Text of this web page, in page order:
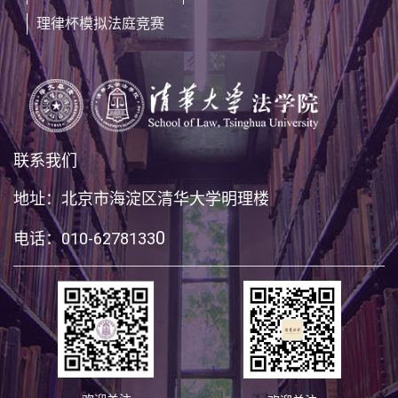
理律杯模拟法庭竞赛
联系我们
地址：北京市海淀区清华大学明理楼
电话：010-62781330